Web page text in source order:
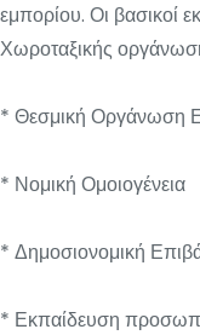
εμπορίου. Οι βασικοί
Χωροταξικής
* Θεσμική Οργάνωση
* Νομική Ομοιογένεια
* Δημοσιονομική
* Εκπαίδευση